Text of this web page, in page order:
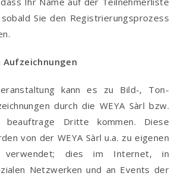
Sie den Registrierungsprozess
kann es zu Bild-, Ton-
durch die WEYA Sàrl bzw.
Dritte kommen. Diese
von der WEYA Sàrl u.a. zu eigenen
verwendet; dies im Internet, in
Netzwerken und an Events der